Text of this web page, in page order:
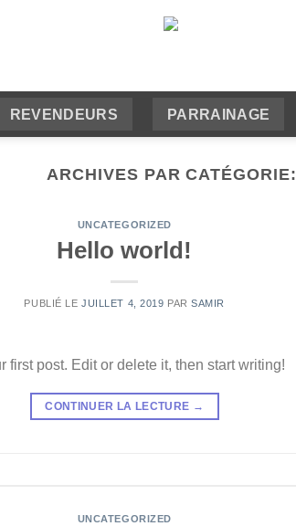
REVENDEURS PARRAINAGE
ARCHIVES PAR CATÉGORIE:
UNCATEGORIZED
Hello world!
PUBLIÉ LEJUILLET 4, 2019 PARSAMIR
first post. Edit or delete it, then start writing!
CONTINUER LA LECTURE →
UNCATEGORIZED